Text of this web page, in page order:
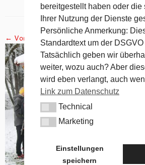
← Vorheriges
bereitgestellt haben oder die
Ihrer Nutzung der Dienste
Persönliche Anmerkung:
Standardtext um der
Tatsächlich geben wir
weiter, wozu auch? Aber
wird eben verlangt, auch
Link zum Datenschutz
TechnicalTechnical
MarketingMarketing
Einstellungen
speichern